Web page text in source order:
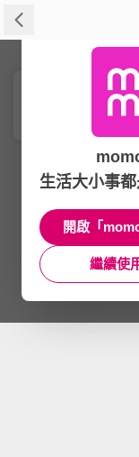
TP-Link
生活大小事
開啟「
繼續使